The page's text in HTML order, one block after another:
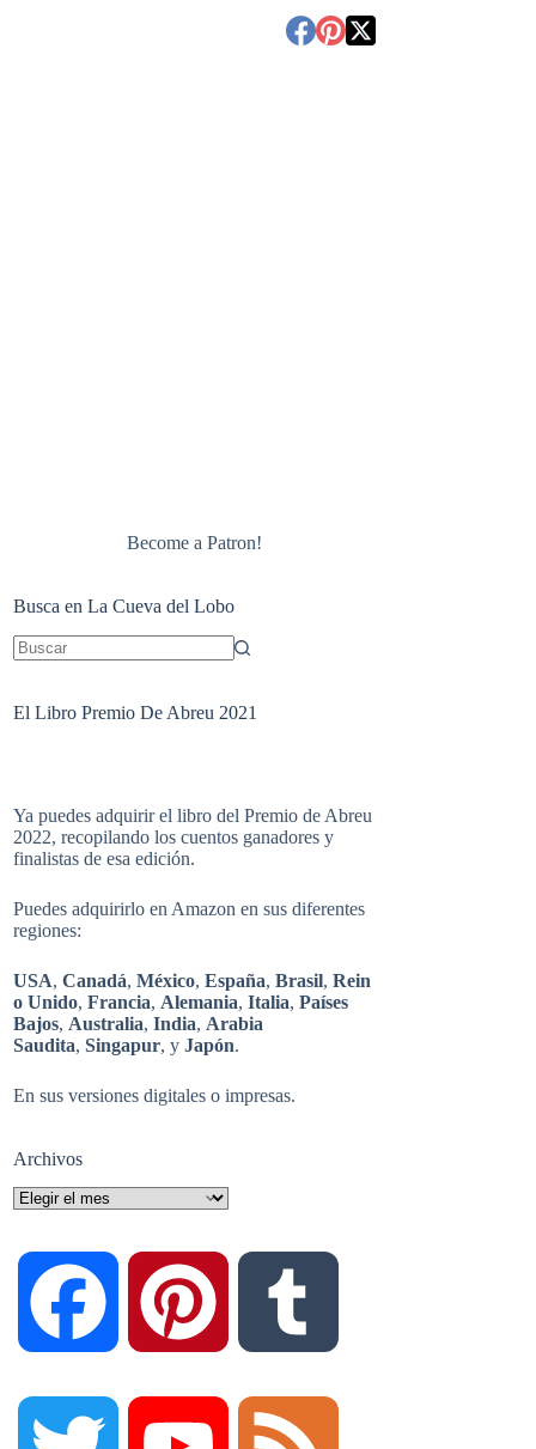
Become a Patron!
Busca en La Cueva del Lobo
El Libro Premio De Abreu 2021
Ya puedes adquirir el libro del Premio de Abreu
2022, recopilando los cuentos ganadores y
finalistas de esa edición.
Puedes adquirirlo en Amazon en sus diferentes
regiones:
USA,Canadá,México,España,Brasil,Rein
o Unido,Francia, Alemania,Italia,Países
Bajos, Australia,India, Arabia
Saudita,Singapur, yJapón.
En sus versiones digitales o impresas.
Archivos
Archivos